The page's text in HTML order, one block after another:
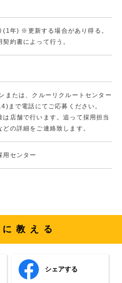
(1年) ※更新する場合があり得る。
約書によって行う。
または、クルーリクルートセンター
まで電話にてご応募ください。
店舗で行います。追って採用担当
の詳細をご連絡致します。
用センター
教える
シェアする